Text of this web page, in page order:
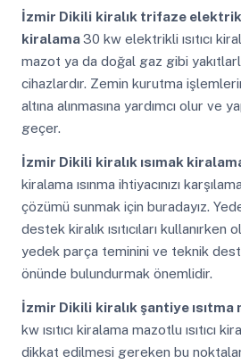
İzmir Dikili kiralık trifaze
kiralama30 kw elektrikli ısıtıcı
mazot ya da doğal gaz gibi
cihazlardır. Zemin kurutma
altına alınmasına yardımcı olur ve
geçer.
İzmir Dikili kiralık ısımak
kiralama ısınma ihtiyacınızı
çözümü sunmak için buradayız.
destek kiralık ısıtıcıları kullanırken
yedek parça teminini ve teknik
önünde bulundurmak önemlidir.
İzmir Dikili kiralık şantiye
kw ısıtıcı kiralama mazotlu ısıtıcı
dikkat edilmesi gereken bu